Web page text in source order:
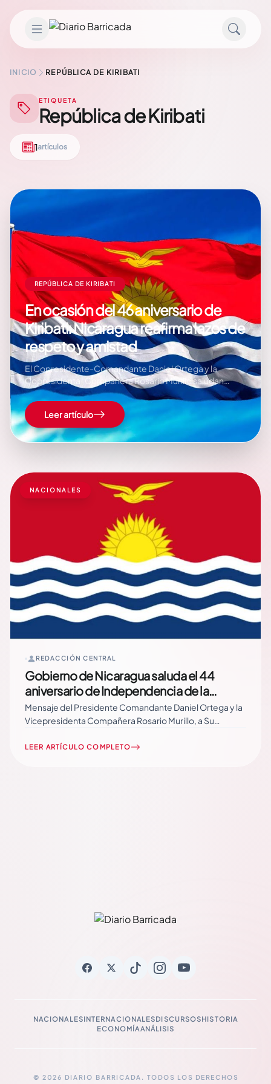
INICIO REPÚBLICA DE KIRIBATI
ETIQUETA
República de Kiribati
1artículos
REPÚBLICA DE KIRIBATI
En ocasión del 46 aniversario de
Kiribati: Nicaragua reafirma lazos de
respeto y amistad
El Copresidente-Comandante Daniel Ortega y la
Copresidenta-Compañera Rosario Murillo saludan
fraternalmente a Su Excelencia, Hermano Taneti
Maamau, Presidente de Kiribati, en el 46 aniversario de la
Independencia de ese Hermano País. A continuación
nota de prensa integra: Managua, 11 de Julio, 2025 Su…
Leer artículo
NACIONALES
REDACCIÓN CENTRAL
Gobierno de Nicaragua saluda el 44
aniversario de Independencia de la
República de Kiribati
Mensaje del Presidente Comandante Daniel Ortega y la
Vicepresidenta Compañera Rosario Murillo, a Su
de Kiribati, en ocasión de conmemorarse el 44
LEER ARTÍCULO COMPLETO
NACIONALESINTERNACIONALESDISCURSOSHISTORIA
ECONOMÍAANÁLISIS
© 2026 DIARIO BARRICADA. TODOS LOS DERECHOS